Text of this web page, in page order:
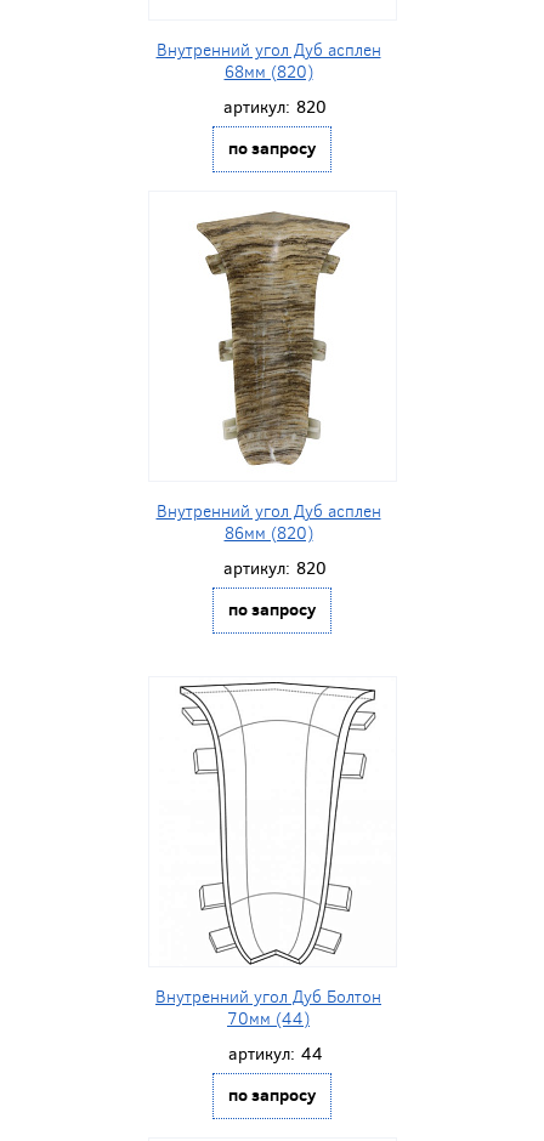
Внутренний угол Дуб асплен
68мм (820)
артикул: 820
по запросу
Внутренний угол Дуб асплен
86мм (820)
артикул: 820
по запросу
Внутренний угол Дуб Болтон
70мм (44)
артикул: 44
по запросу